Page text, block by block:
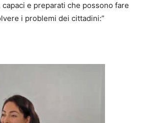
e preparati che possono fare
i problemi dei cittadini:”